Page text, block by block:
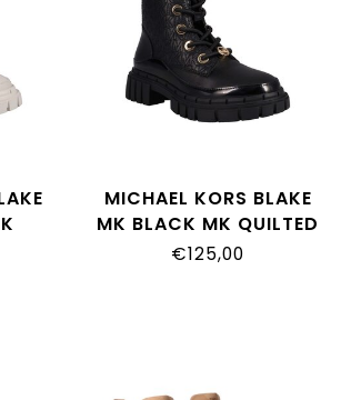
MICHAEL KORS BLAKE
MK BLACK MK QUILTED
NAPPA PU/BLACK
€125,00